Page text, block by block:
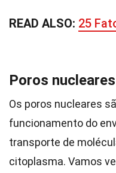
READ ALSO: 25
Poros nucleares
Os poros nucleares
funcionamento do
transporte de
citoplasma. Vamos